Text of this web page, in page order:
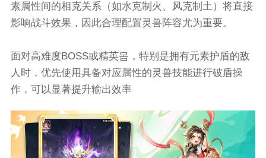
素属性间的相克关系（如水克制火、风克制土）将直接
影响战斗效果，因此合理配置灵兽阵容尤为重要。
面对高难度BOSS或精英몹，特别是拥有元素护盾的敌
人时，优先使用具备对应属性的灵兽技能进行破盾操
作，可以显著提升输出效率